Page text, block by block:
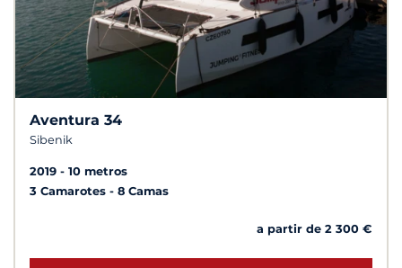
Aventura 34
Sibenik
2019
10 metros
3 Camarotes
8 Camas
a partir de 2 300 €